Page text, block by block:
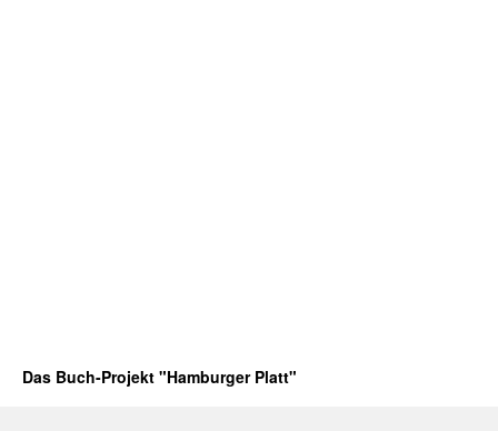
Das Buch-Projekt "Hamburger Platt"